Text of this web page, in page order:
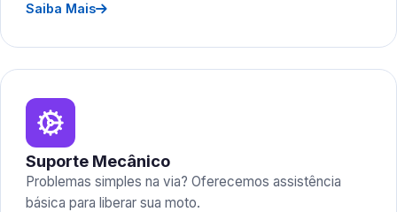
Saiba Mais
Suporte Mecânico
Problemas simples na via? Oferecemos assistência
básica para liberar sua moto.